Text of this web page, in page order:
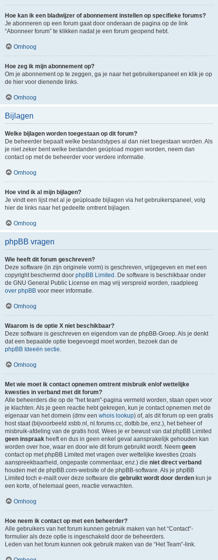
Hoe kan ik een bladwijzer of abonnement instellen op specifieke forums?
Je abonneren op een forum gaat door onderaan de pagina op de link
“Abonneer forum” te klikken nadat je een forum geopend hebt.
Omhoog
Hoe zeg ik mijn abonnement op?
Om je abonnement op te zeggen, ga je naar het gebruikerspaneel en klik je op
de hier voor dienende links.
Omhoog
Bijlagen
Welke bijlagen worden toegestaan op dit forum?
De beheerder bepaalt welke bestandstypes al dan niet toegestaan worden. Als
je niet zeker bent welke bestanden geüpload mogen worden, neem dan
contact op met de beheerder voor verdere informatie.
Omhoog
Hoe vind ik al mijn bijlagen?
Je vindt een lijst met al je geüploade bijlagen via het gebruikerspaneel, volg
hier de links naar het gedeelte omtrent bijlagen.
Omhoog
phpBB vragen
Wie heeft dit forum geschreven?
Deze software (in zijn originele vorm) is geschreven, vrijgegeven en met een
copyright beschermd door phpBB Limited . De software is beschikbaar onder
de GNU General Public License en mag vrij verspreid worden, raadpleeg
over phpBB voor meer informatie.
Omhoog
Waarom is de optie X niet beschikbaar?
Deze software is geschreven en eigendom van de phpBB-Groep. Als je denkt
dat een bepaalde optie toegevoegd moet worden, bezoek dan de
phpBB Ideeën sectie.
Omhoog
Met wie moet ik contact opnemen omtrent misbruik en/of wettelijke
kwesties in verband met dit forum?
Alle beheerders die op de "het team"-pagina vermeld worden, staan open voor
je klachten. Als je geen reactie hebt gekregen, kun je contact opnemen met de
eigenaar van het domein (dmv een whois lookup) of, als dit forum op een gratis
host staat (bijvoorbeeld xsbb.nl, nl.forums.cc, dotbb.be, enz.), het beheer of
misbruik-afdeling van de gratis host. Wees je er bewust van dat phpBB Limited
geen inspraak heeft en dus in geen enkel geval aansprakelijk gehouden kan
worden over hoe, waar en door wie dit forum gebruikt wordt. Neem geen
contact op met phpBB Limited met vragen over wettelijke kwesties (zoals
aanspreekbaarheid, ongepaste commentaar, enz.) die niet direct verband
houden met de phpBB.com-website of de phpBB-software. Als je phpBB
Limited toch e-mailt over deze software die gebruikt wordt door derden kun je
een korte, of helemaal geen, reactie verwachten.
Omhoog
Hoe neem ik contact op met een beheerder?
Alle gebruikers van het forum kunnen gebruik maken van het “Contact”-
formulier als deze optie is ingeschakeld door de beheerders.
Leden van het forum kunnen ook gebruik maken van de “Het Team”-link.